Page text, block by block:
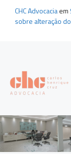
CHC Advocaciaem
sobre alteração